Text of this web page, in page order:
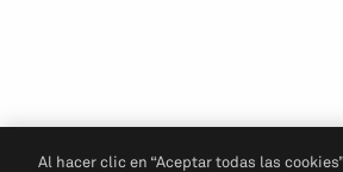
Al hacer clic en “Aceptar todas las